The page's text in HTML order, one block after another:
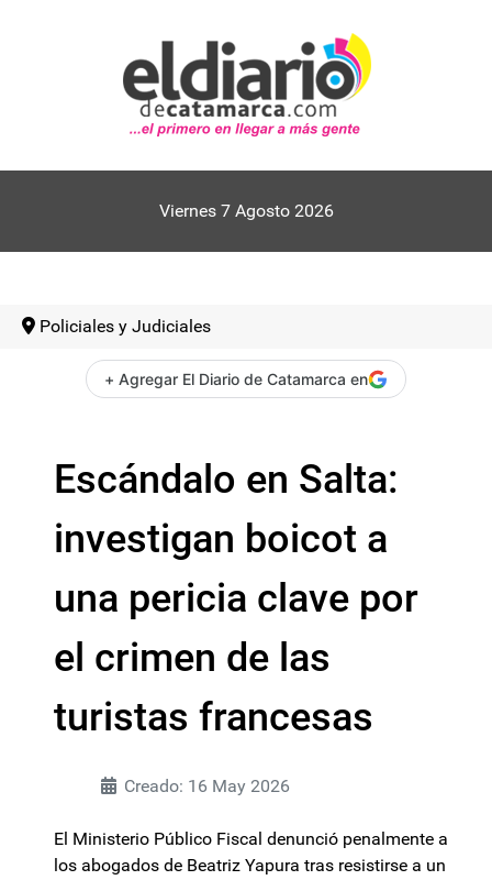
Viernes 7 Agosto 2026
Policiales y Judiciales
+ Agregar El Diario de Catamarca en
Escándalo en Salta:
investigan boicot a
una pericia clave por
el crimen de las
turistas francesas
Creado: 16 May 2026
El Ministerio Público Fiscal denunció penalmente a
los abogados de Beatriz Yapura tras resistirse a un